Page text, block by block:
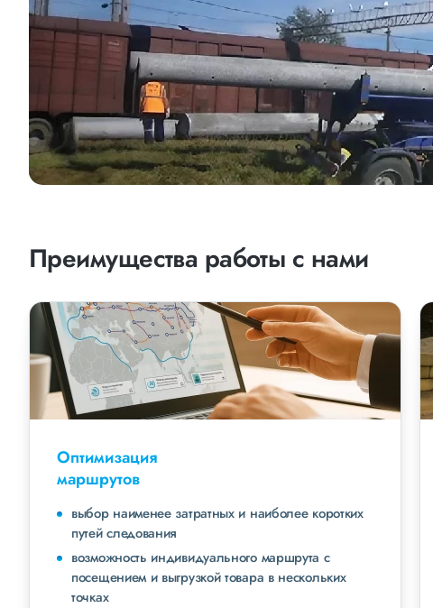
Преимущества работы с нами
Оптимизация
маршрутов
выбор наименее затратных и наиболее коротких
путей следования
возможность индивидуального маршрута с
посещением и выгрузкой товара в нескольких
точках